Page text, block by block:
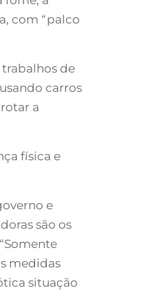
com “palco
de
carros
a
física e
e
são os
medidas
situação